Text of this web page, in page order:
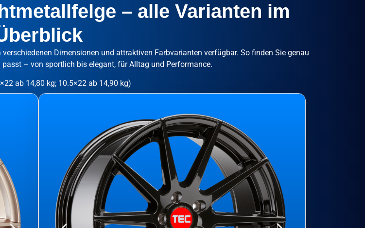
– alle Varianten im
Dimensionen und attraktiven Farbvarianten verfügbar. So finden Sie genau
passt – von sportlich bis elegant, für Alltag und Performance.
ab 14,80 kg; 10.5×22 ab 14,90 kg)